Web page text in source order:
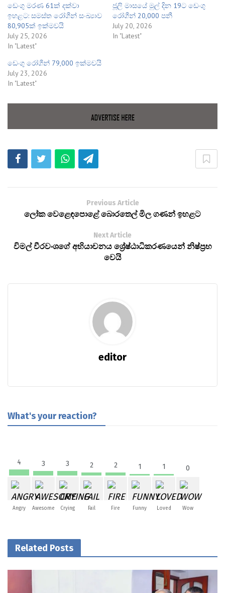
ඩෙංගු මරණ 61ක් දක්වා
ඉහළට: සමස්ත රෝගීන් සංඛ්‍යාව
80,905ක් ඉක්මවයි
July 25, 2026
In "Latest"
ජූලි මාසයේ මුල් දින 19ට ඩෙංගු
රෝගීන් 20,000 පනී
July 20, 2026
In "Latest"
ඩෙංගු රෝගීන් 79,000 ඉක්මවයි
July 23, 2026
In "Latest"
Previous Article
ලෝක වෙළෙඳපොළේ බොරතෙල් මිල ගණන් ඉහළට
Next Article
විමල් වීරවංශගේ අභියාචනය ශ්‍රේෂ්ඨාධිකරණයෙන් නිෂ්ප්‍රභ
වෙයි
editor
What's your reaction?
4
Angry
3
Awesome
3
Crying
2
Fail
2
Fire
1
Funny
1
Loved
0
Wow
Related Posts